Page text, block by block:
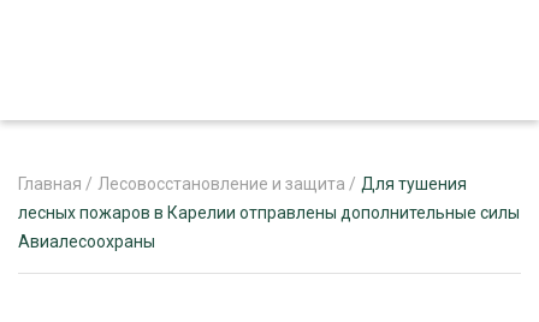
ЖУРНАЛ «ЛЕСНОЙ КОМПЛЕКС»
Главная / Лесовосстановление и защита / Для тушения
лесных пожаров в Карелии отправлены дополнительные силы
Авиалесоохраны